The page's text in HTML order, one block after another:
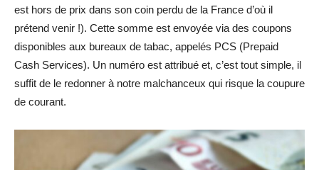
est hors de prix dans son coin perdu de la France d’où il
prétend venir !). Cette somme est envoyée via des coupons
disponibles aux bureaux de tabac, appelés PCS (Prepaid
Cash Services). Un numéro est attribué et, c’est tout simple, il
suffit de le redonner à notre malchanceux qui risque la coupure
de courant.